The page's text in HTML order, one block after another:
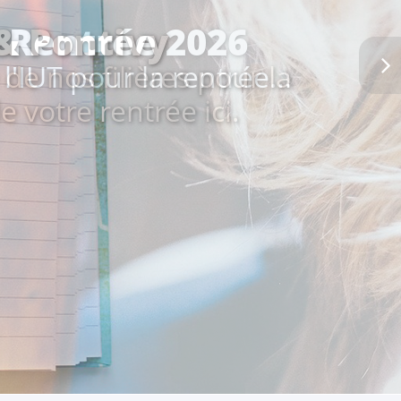
Pontivy
nos filières pour la
votre rentrée ici.